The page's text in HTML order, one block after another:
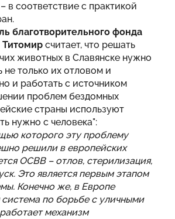
в соответствие с практикой
благотворительного фонда
Титомир считает, что решать
животных в Славянске нужно
не только их отловом и
и работать с источником
проблем бездомных
страны используют
нужно с человека":
которого эту проблему
решили в европейских
ОСВВ – отлов, стерилизация,
Это является первым этапом
Конечно же, в Европе
система по борьбе с уличными
механизм